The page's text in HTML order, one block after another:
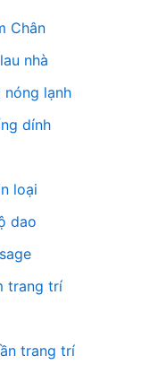
Chân
nhà
nóng lạnh
dính
loại
dao
trang trí
trang trí